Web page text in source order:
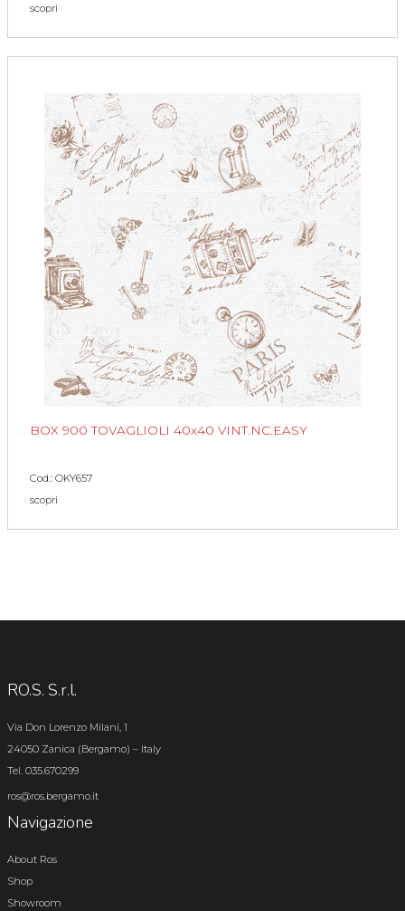
scopri
BOX 900 TOVAGLIOLI 40x40 VINT.NC.EASY
Cod.: OKY657
scopri
RO.S. S.r.l.
Via Don Lorenzo Milani, 1
24050 Zanica (Bergamo) – Italy
Tel. 035.670299
ros@ros.bergamo.it
Navigazione
About Ros
Shop
Showroom